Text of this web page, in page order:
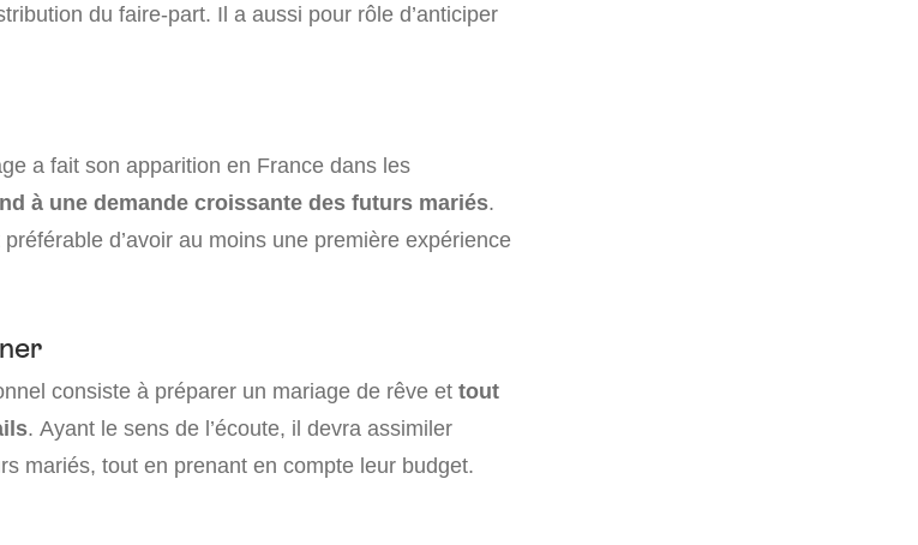
du faire-part. Il a aussi pour rôle d’anticiper
a fait son apparition en France dans les
à une demande croissante des futurs mariés.
d’avoir au moins une première expérience
consiste à préparer un mariage de rêve et tout
. Ayant le sens de l’écoute, il devra assimiler
mariés, tout en prenant en compte leur budget.